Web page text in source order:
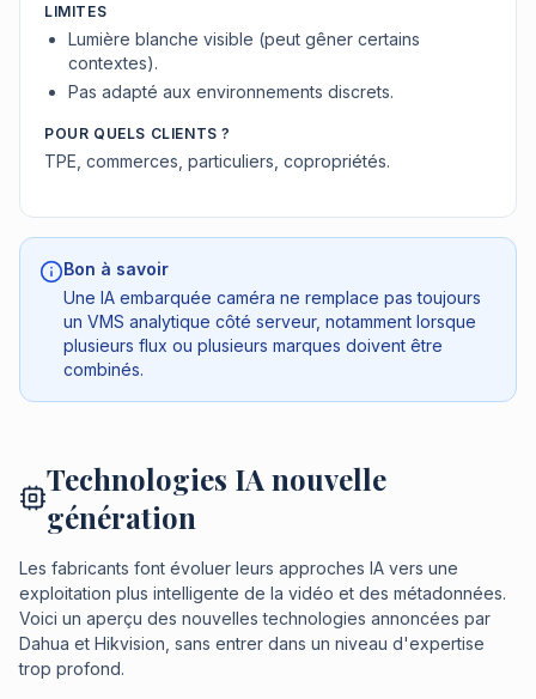
LIMITES
Lumière blanche visible (peut gêner certains
contextes).
Pas adapté aux environnements discrets.
POUR QUELS CLIENTS ?
TPE, commerces, particuliers, copropriétés.
Bon à savoir
Une IA embarquée caméra ne remplace pas toujours
un VMS analytique côté serveur, notamment lorsque
plusieurs flux ou plusieurs marques doivent être
combinés.
Technologies IA nouvelle
génération
Les fabricants font évoluer leurs approches IA vers une
exploitation plus intelligente de la vidéo et des métadonnées.
Voici un aperçu des nouvelles technologies annoncées par
Dahua et Hikvision, sans entrer dans un niveau d'expertise
trop profond.